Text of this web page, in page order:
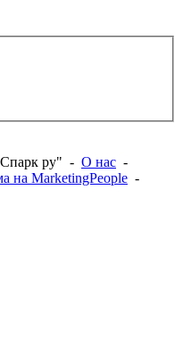
ру" - О нас -
на MarketingPeople -